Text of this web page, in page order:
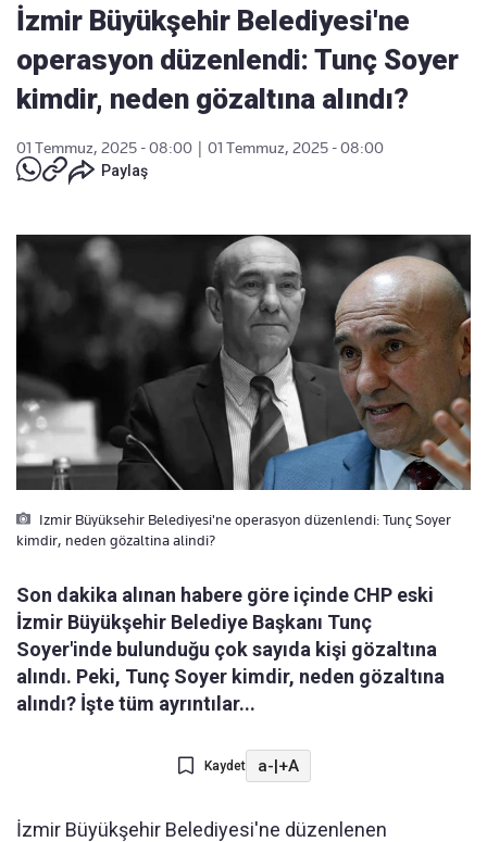
İzmir Büyükşehir Belediyesi'ne
operasyon düzenlendi: Tunç Soyer
kimdir, neden gözaltına alındı?
01 Temmuz, 2025 - 08:00
01 Temmuz, 2025 - 08:00
Paylaş
Izmir Büyüksehir Belediyesi'ne operasyon düzenlendi: Tunç Soyer
kimdir, neden gözaltina alindi?
Son dakika alınan habere göre içinde CHP eski
İzmir Büyükşehir Belediye Başkanı Tunç
Soyer'inde bulunduğu çok sayıda kişi gözaltına
alındı. Peki, Tunç Soyer kimdir, neden gözaltına
alındı? İşte tüm ayrıntılar...
Kaydet a-|+A
İzmir Büyükşehir Belediyesi'ne düzenlenen